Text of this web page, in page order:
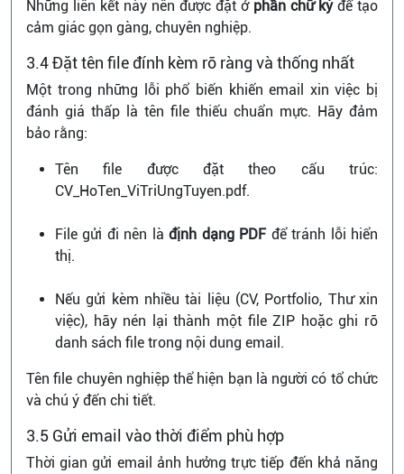
Những liên kết này nên được đặt ở phần chữ kýđể tạo
cảm giác gọn gàng, chuyên nghiệp.
3.4 Đặt tên file đính kèm rõ ràng và thống nhất
Một trong những lỗi phổ biến khiến email xin việc bị
đánh giá thấp là tên file thiếu chuẩn mực. Hãy đảm
bảo rằng:
Tên file được đặt theo cấu trúc:
CV_HoTen_ViTriUngTuyen.pdf.
File gửi đi nên làđịnh dạng PDFđể tránh lỗi hiển
thị.
Nếu gửi kèm nhiều tài liệu (CV, Portfolio, Thư xin
việc), hãy nén lại thành một file ZIP hoặc ghi rõ
danh sách file trong nội dung email.
Tên file chuyên nghiệp thể hiện bạn là người có tổ chức
và chú ý đến chi tiết.
3.5 Gửi email vào thời điểm phù hợp
Thời gian gửi email ảnh hưởng trực tiếp đến khả năng